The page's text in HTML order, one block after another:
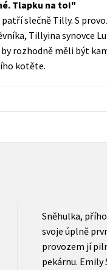
- naučná pro dospělé
- naučné pro děti
a zahrada
Tlapku na to!
slečně Tilly. S
Tillyina synovce
rozhodně měli být
kotěte.
Sněhulka,
svoje úplně
provozem jí
pekárnu. Emily